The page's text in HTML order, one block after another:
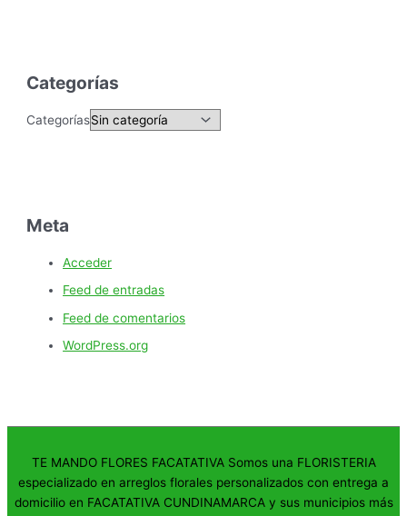
Categorías
Categorías
Meta
Acceder
Feed de entradas
Feed de comentarios
WordPress.org
TE MANDO FLORES FACATATIVA Somos una FLORISTERIA
especializado en arreglos florales personalizados con entrega a
domicilio en FACATATIVA CUNDINAMARCA y sus municipios más